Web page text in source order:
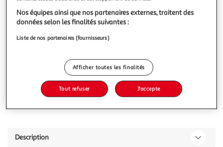
rangement sous son plateau principal
Livraison dès 5/6 jours
19,99€
83,99€
Ajouter au panier
Ajouter à une liste
Description
Nos équipes ainsi que nos partenaires externes, traitent des
données selon les finalités suivantes :
Liste de nos partenaires (fournisseurs)
Afficher toutes les finalités
Tout refuser J'accepte